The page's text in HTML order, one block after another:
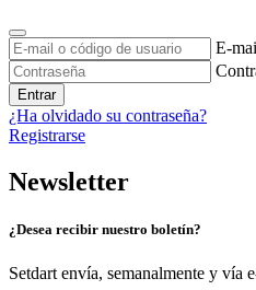
E-
Entrar
¿Ha olvidado su contraseña?
Registrarse
Newsletter
¿Desea recibir nuestro boletín?
Setdart envía, semanalmente y vía